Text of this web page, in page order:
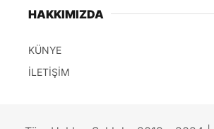
HAKKIMIZDA
KÜNYE
İLETİŞİM